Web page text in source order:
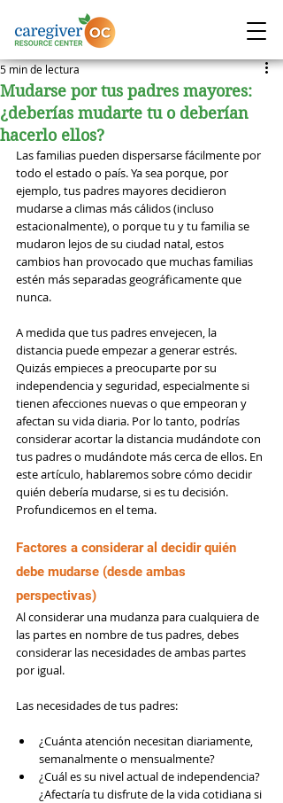
Mudarse por tus padres mayores:
¿deberías mudarte tu o deberían
hacerlo ellos?
5 min de lectura
Las familias pueden dispersarse fácilmente por
todo el estado o país. Ya sea porque, por
ejemplo, tus padres mayores decidieron
mudarse a climas más cálidos (incluso
estacionalmente), o porque tu y tu familia se
mudaron lejos de su ciudad natal, estos
cambios han provocado que muchas familias
estén más separadas geográficamente que
nunca.
A medida que tus padres envejecen, la
distancia puede empezar a generar estrés.
Quizás empieces a preocuparte por su
independencia y seguridad, especialmente si
tienen afecciones nuevas o que empeoran y
afectan su vida diaria. Por lo tanto, podrías
considerar acortar la distancia mudándote con
tus padres o mudándote más cerca de ellos. En
este artículo, hablaremos sobre cómo decidir
quién debería mudarse, si es tu decisión.
Profundicemos en el tema.
Factores a considerar al decidir quién
debe mudarse (desde ambas
perspectivas)
Al considerar una mudanza para cualquiera de
las partes en nombre de tus padres, debes
considerar las necesidades de ambas partes
por igual.
Las necesidades de tus padres:
¿Cuánta atención necesitan diariamente,
semanalmente o mensualmente?
¿Cuál es su nivel actual de independencia?
¿Afectaría tu disfrute de la vida cotidiana si